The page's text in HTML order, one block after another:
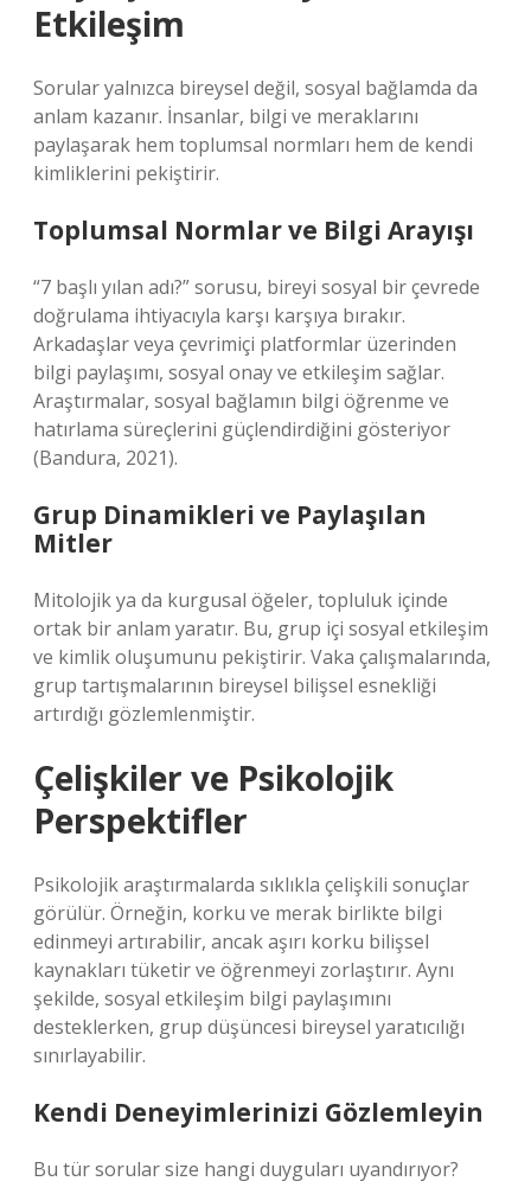
Etkileşim
Sorular yalnızca bireysel değil, sosyal bağlamda da
anlam kazanır. İnsanlar, bilgi ve meraklarını
paylaşarak hem toplumsal normları hem de kendi
kimliklerini pekiştirir.
Toplumsal Normlar ve Bilgi Arayışı
“7 başlı yılan adı?” sorusu, bireyi sosyal bir çevrede
doğrulama ihtiyacıyla karşı karşıya bırakır.
Arkadaşlar veya çevrimiçi platformlar üzerinden
bilgi paylaşımı, sosyal onay ve etkileşim sağlar.
Araştırmalar, sosyal bağlamın bilgi öğrenme ve
hatırlama süreçlerini güçlendirdiğini gösteriyor
(Bandura, 2021).
Grup Dinamikleri ve Paylaşılan
Mitler
Mitolojik ya da kurgusal öğeler, topluluk içinde
ortak bir anlam yaratır. Bu, grup içi sosyal etkileşim
ve kimlik oluşumunu pekiştirir. Vaka çalışmalarında,
grup tartışmalarının bireysel bilişsel esnekliği
artırdığı gözlemlenmiştir.
Çelişkiler ve Psikolojik
Perspektifler
Psikolojik araştırmalarda sıklıkla çelişkili sonuçlar
görülür. Örneğin, korku ve merak birlikte bilgi
edinmeyi artırabilir, ancak aşırı korku bilişsel
kaynakları tüketir ve öğrenmeyi zorlaştırır. Aynı
şekilde, sosyal etkileşim bilgi paylaşımını
desteklerken, grup düşüncesi bireysel yaratıcılığı
sınırlayabilir.
Kendi Deneyimlerinizi Gözlemleyin
Bu tür sorular size hangi duyguları uyandırıyor?